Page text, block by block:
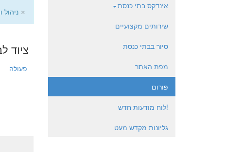
×
ציוד
פעולה
אינדקס בתי כנסת
שירותים מקצועיים
סיור בבתי כנסת
מפת האתר
פורום
!לוח מודעות חדש
גליונות מקדש מעט